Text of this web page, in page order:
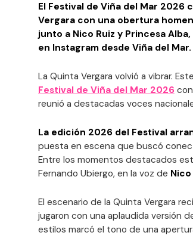
El Festival de Viña del Mar 2026
Vergara con una obertura
junto a Nico Ruiz y Princesa
en Instagram desde Viña del Mar.
La Quinta Vergara volvió a vibrar.
Festival de Viña del Mar 2026
reunió a destacadas voces
La edición 2026 del Festival
puesta en escena que buscó
Entre los momentos destacados
Fernando Ubiergo, en la voz de Nico
El escenario de la Quinta Vergara
jugaron con una aplaudida versión
estilos marcó el tono de una